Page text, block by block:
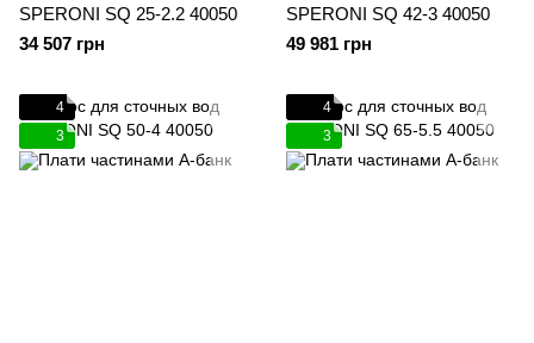
SPERONI SQ 25-2.2 40050
34 507 грн
SPERONI SQ 42-3 40050
49 981 грн
4
3
4
3